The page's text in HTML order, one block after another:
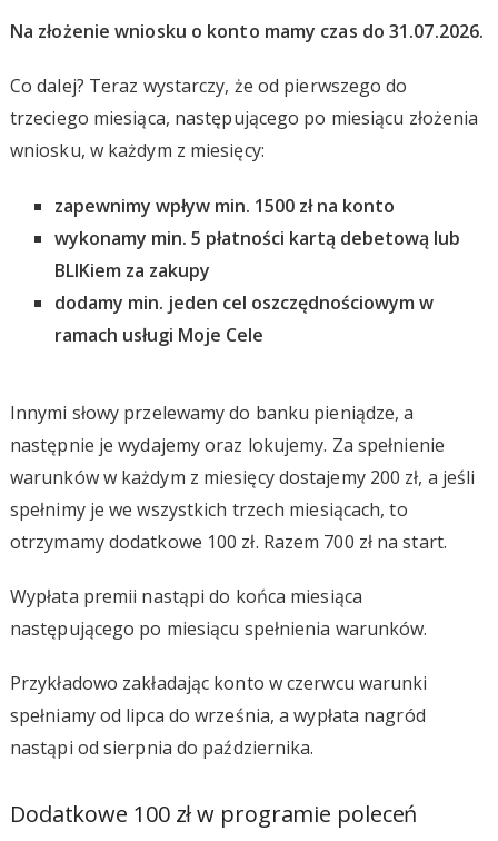
Na złożenie wniosku o konto mamy czas do 31.07.2026.
Co dalej? Teraz wystarczy, że od pierwszego do
trzeciego miesiąca, następującego po miesiącu złożenia
wniosku, w każdym z miesięcy:
zapewnimy wpływ min. 1500 zł na konto
wykonamy min. 5 płatności kartą debetową lub
BLIKiem za zakupy
dodamy min. jeden cel oszczędnościowym w
ramach usługi Moje Cele
Innymi słowy przelewamy do banku pieniądze, a
następnie je wydajemy oraz lokujemy. Za spełnienie
warunków w każdym z miesięcy dostajemy 200 zł, a jeśli
spełnimy je we wszystkich trzech miesiącach, to
otrzymamy dodatkowe 100 zł. Razem 700 zł na start.
Wypłata premii nastąpi do końca miesiąca
następującego po miesiącu spełnienia warunków.
Przykładowo zakładając konto w czerwcu warunki
spełniamy od lipca do września, a wypłata nagród
nastąpi od sierpnia do października.
Dodatkowe 100 zł w programie poleceń